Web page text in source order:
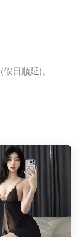
(假日順延)。